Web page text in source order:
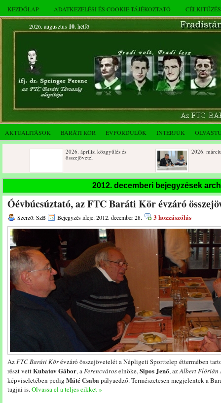
KEZDŐLAP ADATKEZELÉSI ÉS COOKIE TÁJÉKOZTATÓ
2026. augusztus 10.hétfő
AKTUALITÁSOK BARÁTI KÖR ÉVFORDULÓK INTERJÚK
2026. áprilisi közgyűlés és
2026. márciusi összejövetel
Rendkívüli közgyűlés és a 2025.
Dálnoki József 90 éves
2012. decemberi bejegyzések
Óévbúcsúztató, az FTC Baráti Kör évzáró
Szerző: SzB Bejegyzés ideje: 2012. december 28. 3 hozzászólás
AzFTC Baráti Körévzáró összejövetelét a Népligeti Sporttelep éttermében
részt vettKubatov Gábor, aFerencvároselnöke,Sipos Jenő, azAlbert Flórián
képviseletében pedig Máté Csaba pályaedző. Természetesen megjelentek a
tagjai is.Olvassa el a teljes cikket »